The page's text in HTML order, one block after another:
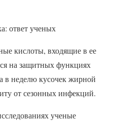
ответ ученых
кислоты, входящие в ее
на защитных функциях
в неделю кусочек жирной
от сезонных инфекций.
ученые